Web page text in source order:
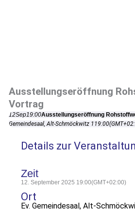
Ausstellungseröffnung
Vortrag
12Sep19:00Ausstellungseröffnung
Gemeindesaal, Alt-Schmöckwitz 1 19:00
Details zur
Zeit
12. September 2025 19:00(GMT+02:00)
Ort
Ev. Gemeindesaal, Alt-